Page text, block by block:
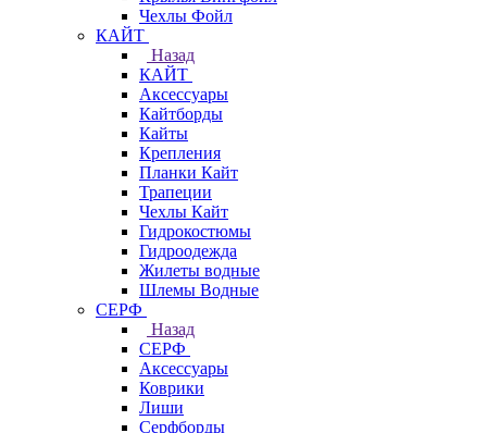
Чехлы Фойл
КАЙТ
Назад
КАЙТ
Аксессуары
Кайтборды
Кайты
Крепления
Планки Кайт
Трапеции
Чехлы Кайт
Гидрокостюмы
Гидроодежда
Жилеты водные
Шлемы Водные
СЕРФ
Назад
СЕРФ
Аксессуары
Коврики
Лиши
Серфборды